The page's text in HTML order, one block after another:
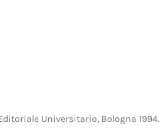
Universitario, Bologna 1994.